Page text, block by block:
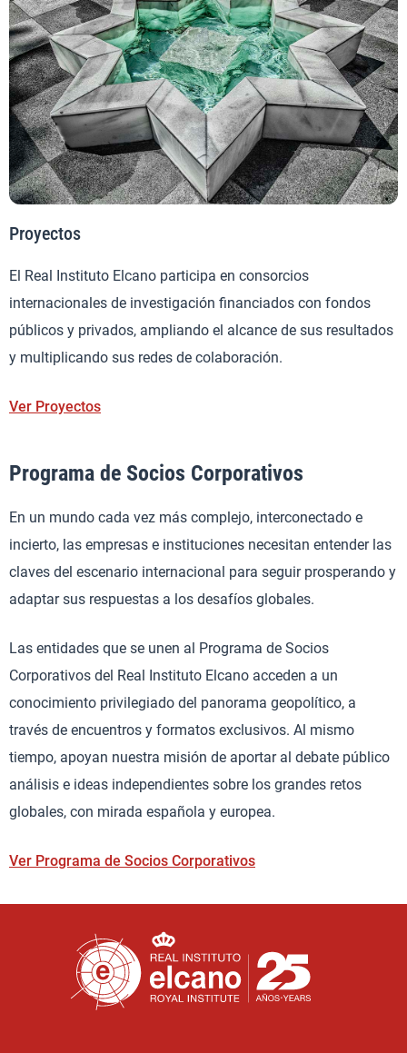
Proyectos
El Real Instituto Elcano participa en consorcios
internacionales de investigación financiados con fondos
públicos y privados, ampliando el alcance de sus resultados
y multiplicando sus redes de colaboración.
Ver Proyectos
Programa de Socios Corporativos
En un mundo cada vez más complejo, interconectado e
incierto, las empresas e instituciones necesitan entender las
claves del escenario internacional para seguir prosperando y
adaptar sus respuestas a los desafíos globales.
Las entidades que se unen al Programa de Socios
Corporativos del Real Instituto Elcano acceden a un
conocimiento privilegiado del panorama geopolítico, a
través de encuentros y formatos exclusivos. Al mismo
tiempo, apoyan nuestra misión de aportar al debate público
análisis e ideas independientes sobre los grandes retos
globales, con mirada española y europea.
Ver Programa de Socios Corporativos